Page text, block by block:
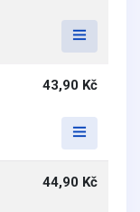
43,90 Kč
44,90 Kč